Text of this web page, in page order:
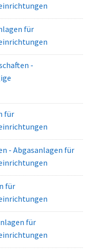
für
-
für
- Abgasanlagen für
für
für